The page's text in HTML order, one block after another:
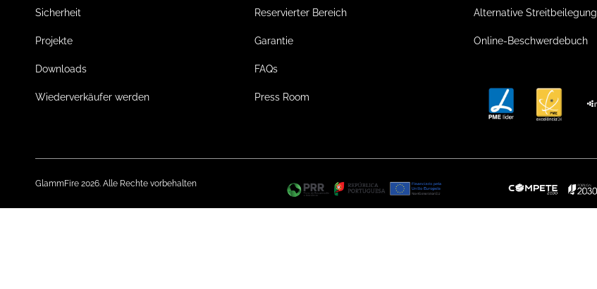
Sicherheit
Projekte
Downloads
Wiederverkäufer werden
Reservierter Bereich
Garantie
FAQs
Press Room
Alternative Streitbeilegung
Online-Beschwerdebuch
GlammFire 2026. Alle Rechte vorbehalten